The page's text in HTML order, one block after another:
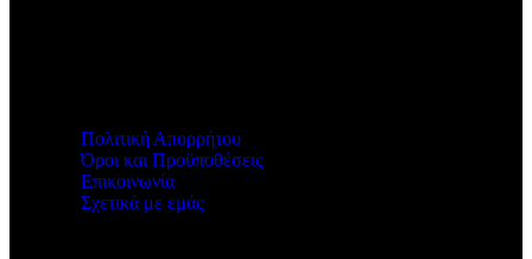
Πολιτική Απορρήτου
Όροι και Προϋποθέσεις
Επικοινωνία
Σχετικά με εμάς